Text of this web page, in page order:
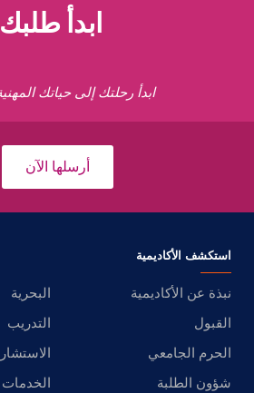
ابدأ طلبك
ابدأ رحلتك إلى حياتك
أرسلها الآن
استكشف الأكاديمية
نبذة عن الأكاديمية
البحرية
القبول
التدريب
الحرم الجامعي
شؤون الطلبة
الخدمات